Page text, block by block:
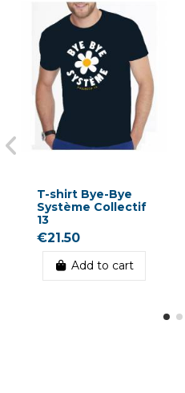
T-shirt Bye-Bye
Système Collectif
13
€21.50
Add to cart